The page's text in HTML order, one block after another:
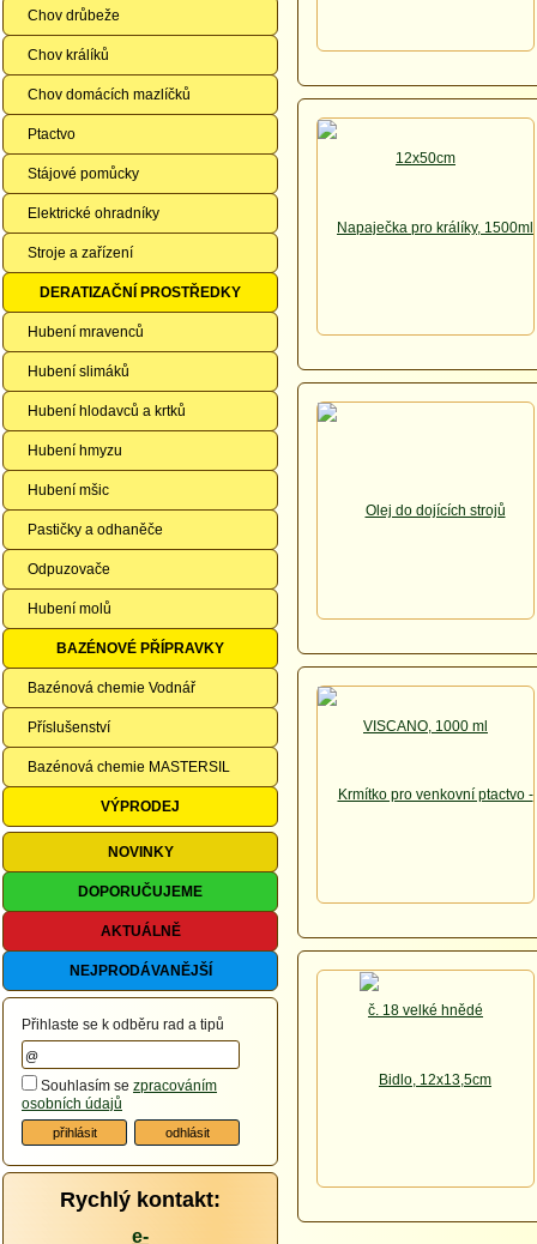
Chov drůbeže
Chov králíků
Chov domácích mazlíčků
Ptactvo
Stájové pomůcky
Elektrické ohradníky
Stroje a zařízení
DERATIZAČNÍ PROSTŘEDKY
Hubení mravenců
Hubení slimáků
Hubení hlodavců a krtků
Hubení hmyzu
Hubení mšic
Pastičky a odhaněče
Odpuzovače
Hubení molů
BAZÉNOVÉ PŘÍPRAVKY
Bazénová chemie Vodnář
Příslušenství
Bazénová chemie MASTERSIL
VÝPRODEJ
NOVINKY
DOPORUČUJEME
AKTUÁLNĚ
NEJPRODÁVANĚJŠÍ
Přihlaste se k odběru rad a tipů
Souhlasím se zpracováním
osobních údajů
Rychlý kontakt:
e-